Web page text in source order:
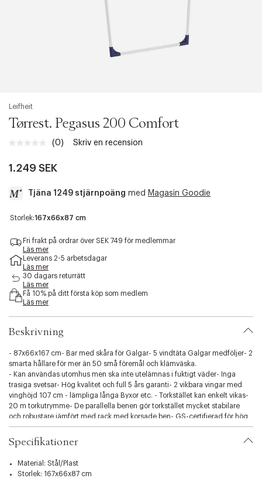
Leifheit
Tørrest. Pegasus 200 Comfort
Inget
Länk
sida.
(0) Skriv en recension
1.249 SEK
Tjäna 1249 stjärnpoäng med Magasin Goodie
a
c
s
b
i
t
.
v
a
r
i
a
t
i
o
.
s
Storlek:167x66x87 cm
Fri frakt på ordrar över SEK 749 för medlemmar
Läs mer
Leverans 2-5 arbetsdagar
Läs mer
30 dagars returrätt
Läs mer
Få 10% på ditt första köp som medlem
Läs mer
Beskrivning
- 87x66x167 cm- Bar med skåra för Galgar- 5 vindtäta Galgar medföljer- 2
smarta hållare för mer än 50 små föremål och klämväska.
- Kan användas utomhus men ska inte utelämnas i fuktigt väder- Inga
trasiga svetsar- Hög kvalitet och full 5 års garanti- 2 vikbara vingar med
vinghöjd 107 cm - lämpliga långa Byxor etc. - Torkstället kan enkelt vikas-
20 m torkutrymme- De parallella benen gör torkstället mycket stabilare
och robustare jämfört med rack med korsade ben- GS-certifierad för hög
säkerhet och hög kvalitet5 års garanti
Specifikationer
Material: Stål/Plast
Storlek: 167x66x87 cm